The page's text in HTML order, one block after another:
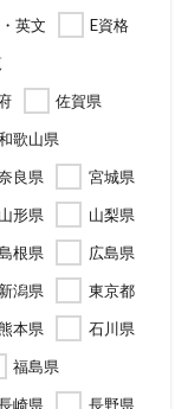
英文
E資格
佐賀県
歌山県
良県
宮城県
山形県
山梨県
根県
広島県
新潟県
東京都
本県
石川県
福島県
崎県 長野県